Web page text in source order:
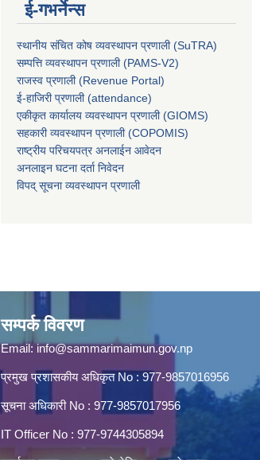
ई-गभर्नेन्स
स्थानीय संचित कोष व्यवस्थापन प्रणाली (SuTRA)
सम्पत्ति व्यवस्थापन प्रणाली (PAMS-V2)
राजस्व प्रणाली (Revenue Portal)
ई-हाजिरी प्रणाली (attendance)
एकीकृत कार्यालय व्यवस्थापन प्रणाली (GIOMS)
सहकारी व्यवस्थापन प्रणाली (COPOMIS)
राष्ट्रीय परिचयपत्र अनलाईन आवेदन
अनलाइन घटना दर्ता निवेदन
विपद् सूचना व्यवस्थापन प्रणाली
सम्पर्क विवरण
Email:info@sammarimaimun.gov.np
प्रमुख प्रशासकीय अधिकृत No : 977-9857016956
सूचना अधिकारी No : 977-9857017956
IT Officer No : 977-9744305894